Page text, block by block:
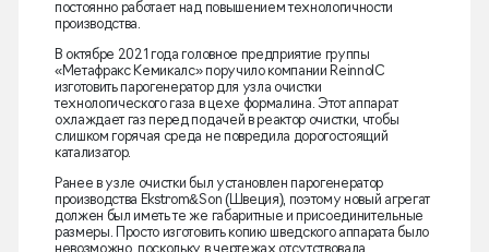
постоянно работает над повышением технологичности
производства.
В октябре 2021 года головное предприятие группы
«Метафракс Кемикалс» поручило компании ReinnolC
изготовить парогенератор для узла очистки
технологического газа в цехе формалина. Этот аппарат
охлаждает газ перед подачей в реактор очистки, чтобы
слишком горячая среда не повредила дорогостоящий
катализатор.
Ранее в узле очистки был установлен парогенератор
производства Ekstrom&Son (Швеция), поэтому новый агрегат
должен был иметь те же габаритные и присоединительные
размеры. Просто изготовить копию шведского аппарата было
невозможно, поскольку в чертежах отсутствовала